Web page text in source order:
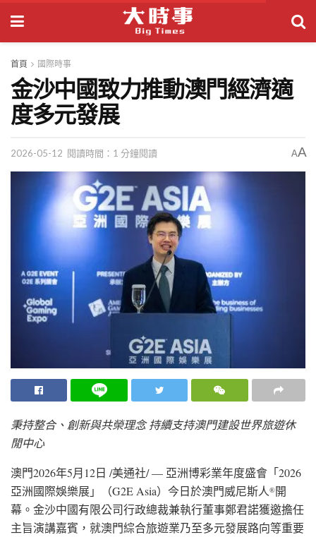
首頁 國際時事
金沙中國致力推動澳門經濟適
度多元發展
2026-05-12 閱讀時間：1 分鐘閱讀 AA
秉持整合、創新與共榮理念 持續支持澳門建設世界旅遊休
閒中心
澳門2026年5月12日 /美通社/ — 亞洲博彩業年度盛會「2026
亞洲國際娛樂展」（G2E Asia）今日於澳門威尼斯人®開
幕。金沙中國有限公司行政總裁兼執行董事鄭君諾獲邀擔任
主旨演講嘉賓，就澳門綜合旅遊業乃至多元發展路向等重要